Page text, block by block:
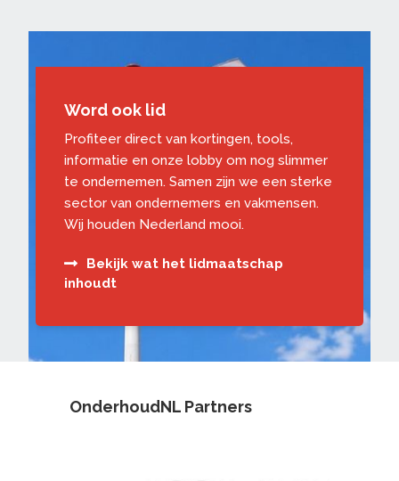
Word ook lid
Profiteer direct van kortingen, tools,
informatie en onze lobby om nog slimmer
te ondernemen. Samen zijn we een sterke
sector van ondernemers en vakmensen.
Wij houden Nederland mooi.
Bekijk wat het lidmaatschap
inhoudt
OnderhoudNL Partners